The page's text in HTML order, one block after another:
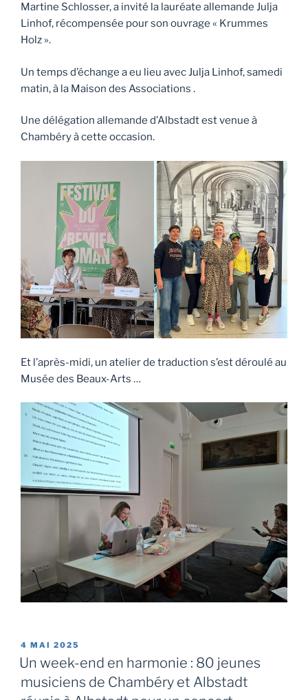
Martine Schlosser, a invité la lauréate allemande Julja
Linhof, récompensée pour son ouvrage « Krummes
Holz ».
Un temps d’échange a eu lieu avec Julja Linhof, samedi
matin, à la Maison des Associations .
Une délégation allemande d’Albstadt est venue à
Chambéry à cette occasion.
Et l’après-midi, un atelier de traduction s’est déroulé au
Musée des Beaux-Arts …
PUBLIÉ
LE
4 MAI 2025
Un week-end en harmonie : 80 jeunes
musiciens de Chambéry et Albstadt